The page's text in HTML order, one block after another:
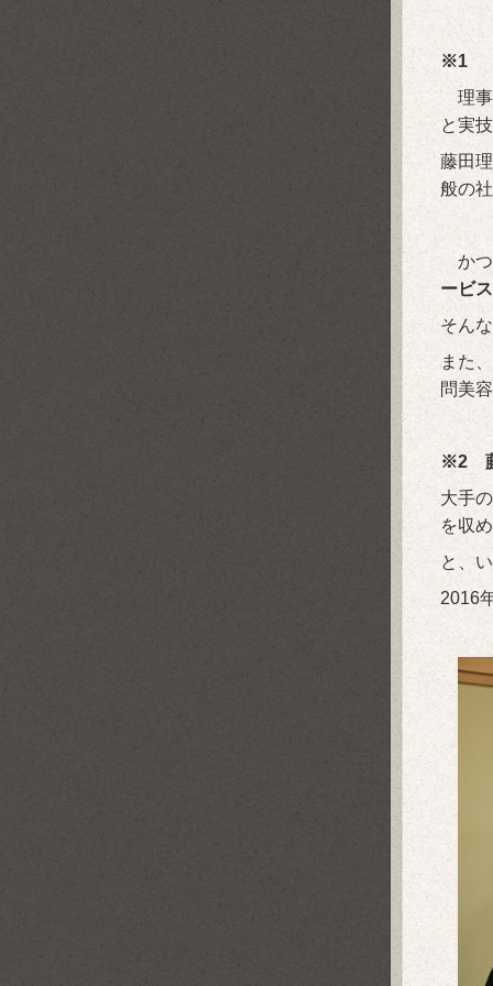
※1
理
と実
藤田
般の
かつ
ービス
そん
また
問美
※2
大手
を収
と、
2016